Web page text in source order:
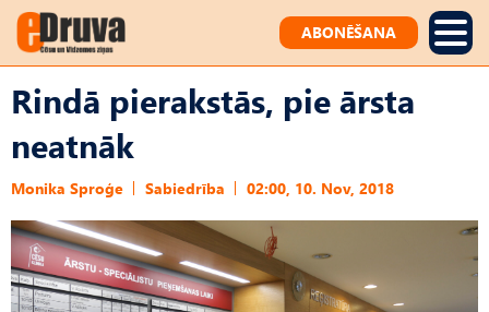
ABONĒŠANA
Rindā pierakstās, pie ārsta
neatnāk
Monika Sproģe Sabiedrība 02:00, 10. Nov, 2018